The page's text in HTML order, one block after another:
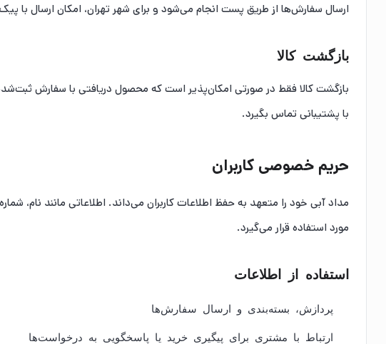
ارسال سفارش‌ها از طریق پست انجام می‌شود و برای شهر تهران، امکان ارسال با
بازگشت کالا
بازگشت کالا فقط در صورتی امکان‌پذیر است که محصول دریافتی با سفارش ثبت‌شده
با پشتیبانی تماس بگیرد.
حریم خصوصی کاربران
مداد آبی خود را متعهد به حفظ اطلاعات کاربران می‌داند. اطلاعاتی مانند نام،
مورد استفاده قرار می‌گیرد.
استفاده از اطلاعات
پردازش، بسته‌بندی و ارسال سفارش‌ها
ارتباط با مشتری برای پیگیری خرید یا پاسخگویی به درخواست‌ها